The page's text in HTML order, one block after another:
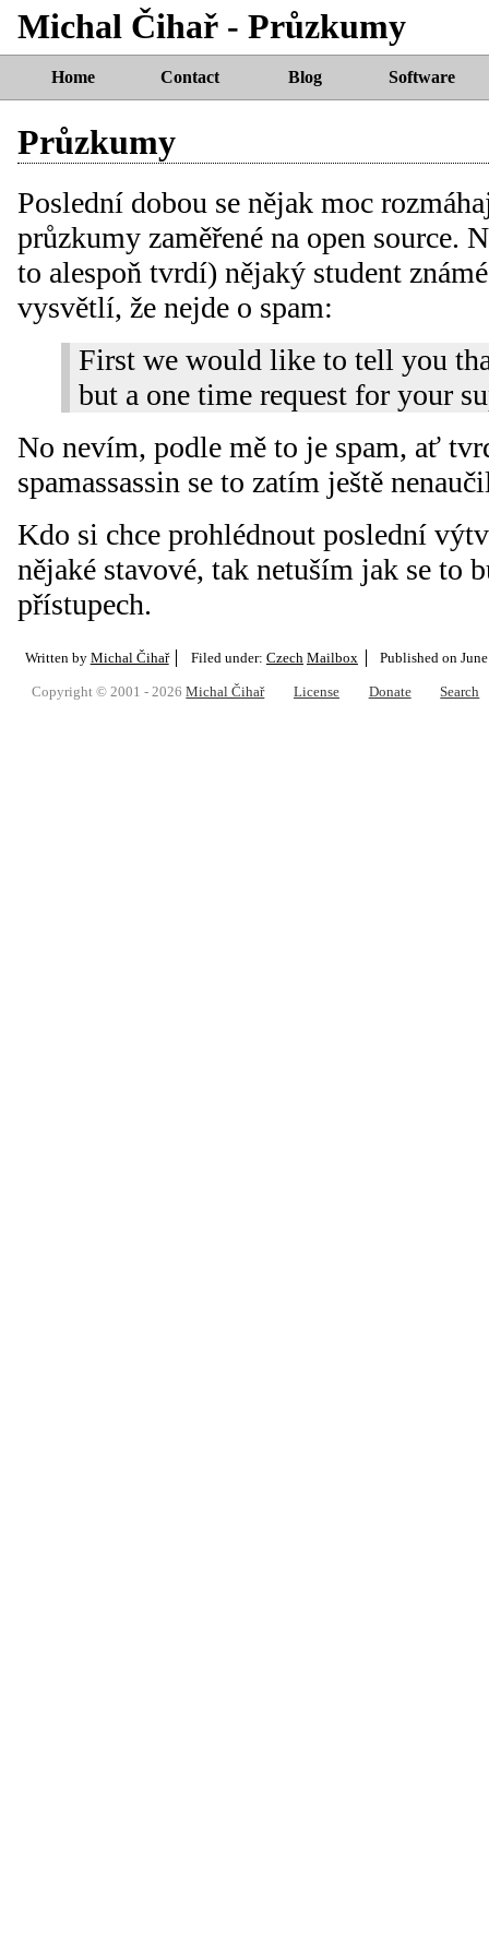
Michal Čihař - Průzkumy
Home Contact Blog Software
Průzkumy
Poslední dobou se nějak moc
průzkumy zaměřené na open source.
to alespoň tvrdí) nějaký student
vysvětlí, že nejde o spam:
First we would like to tell you
but a one time request for your
No nevím, podle mě to je spam, ať
spamassassin se to zatím ještě
Kdo si chce prohlédnout poslední
nějaké stavové, tak netuším jak se to
přístupech.
Written by Michal Čihař Filed under: Czech Mailbox Published on
Copyright © 2001 - 2026Michal Čihař License Donate Search